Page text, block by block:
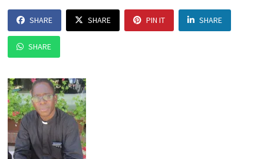
SHARE SHARE PIN IT SHARE
SHARE